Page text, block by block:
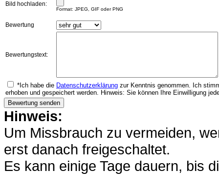
Bild hochladen:
Format: JPEG, GIF oder PNG
Bewertung
Bewertungstext:
*Ich habe die Datenschutzerklärung zur Kenntnis genommen. Ich
erhoben und gespeichert werden. Hinweis: Sie können Ihre Einwilligung
Hinweis:
Um Missbrauch zu vermeiden,
erst danach freigeschaltet.
Es kann einige Tage dauern, bis